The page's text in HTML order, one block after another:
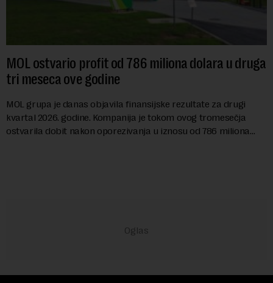
MOL ostvario profit od 786 miliona dolara u druga
tri meseca ove godine
MOL grupa je danas objavila finansijske rezultate za drugi
kvartal 2026. godine. Kompanija je tokom ovog tromesečja
ostvarila dobit nakon oporezivanja u iznosu od 786 miliona